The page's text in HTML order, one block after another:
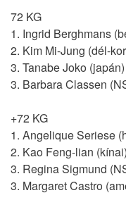
72 KG
1. Ingrid Berghmans
2. Kim Mi-Jung (dél-
3. Tanabe Joko (japán)
3. Barbara Classen
+72 KG
1. Angelique Seriese
2. Kao Feng-lian (kínai)
3. Regina Sigmund
3. Margaret Castro